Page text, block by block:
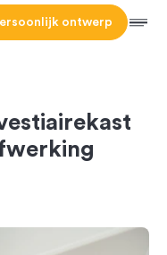
ontwerp Menu